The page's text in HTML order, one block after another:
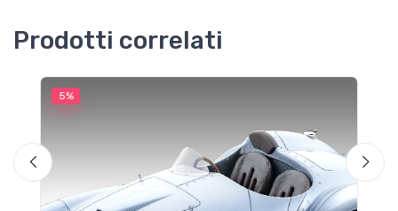
Prodotti correlati
5%